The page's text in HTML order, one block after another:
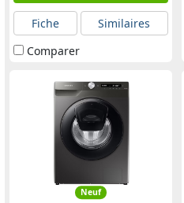
Fiche
Similaires
Comparer
Neuf